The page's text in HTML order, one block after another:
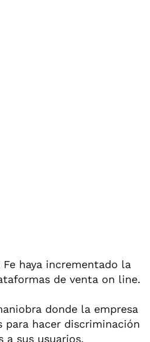
haya incrementado la
de venta on line.
donde la empresa
para hacer discriminación
a sus usuarios.